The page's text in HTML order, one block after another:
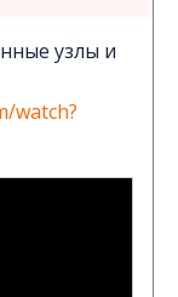
узлы и
watch?